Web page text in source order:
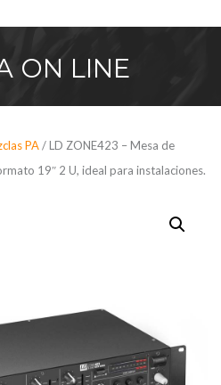
ON LINE
PA/ LD ZONE423 – Mesa de
19″ 2 U, ideal para instalaciones.